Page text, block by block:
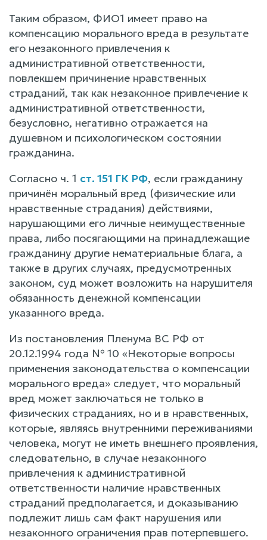
Таким образом, ФИО1 имеет право на
компенсацию морального вреда в результате
его незаконного привлечения к
административной ответственности,
повлекшем причинение нравственных
страданий, так как незаконное привлечение к
административной ответственности,
безусловно, негативно отражается на
душевном и психологическом состоянии
гражданина.
Согласно ч. 1 ст. 151 ГК РФ, если гражданину
причинён моральный вред (физические или
нравственные страдания) действиями,
нарушающими его личные неимущественные
права, либо посягающими на принадлежащие
гражданину другие нематериальные блага, а
также в других случаях, предусмотренных
законом, суд может возложить на нарушителя
обязанность денежной компенсации
указанного вреда.
Из постановления Пленума ВС РФ от
20.12.1994 года № 10 «Некоторые вопросы
применения законодательства о компенсации
морального вреда» следует, что моральный
вред может заключаться не только в
физических страданиях, но и в нравственных,
которые, являясь внутренними переживаниями
человека, могут не иметь внешнего проявления,
следовательно, в случае незаконного
привлечения к административной
ответственности наличие нравственных
страданий предполагается, и доказыванию
подлежит лишь сам факт нарушения или
незаконного ограничения прав потерпевшего.